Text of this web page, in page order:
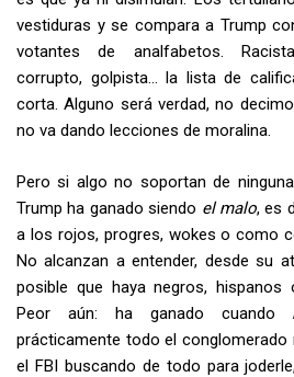
vestiduras y se compara a Trump
votantes de analfabetos.
corrupto, golpista… la lista de
corta. Alguno será verdad, no
no va dando lecciones de moralina.
Pero si algo no soportan de
Trump ha ganado siendo el malo, es
a los rojos, progres, wokes o como
No alcanzan a entender, desde su
posible que haya negros, hispanos
Peor aún: ha ganado cuando
prácticamente todo el
el FBI buscando de todo para